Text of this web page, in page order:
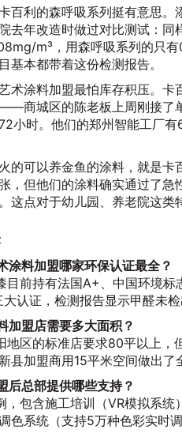
百利的森呼吸系列挺有意思。
去年改造时做过对比测试：同
m³，用森呼吸系列的只
基本都带着这份检测报告。
术涂料加盟最怕库存积压。卡
商城区的陈老板上周刚接了
小时。他们的郑州智能工厂
的可以养金鱼的涂料，就是卡
，但他们的涂料确实通过了急
这点对于幼儿园、养老院这类
涂料加盟哪家环保认证最全？
目前持有法国A+、中国环境标
大认证，检测报告显示甲醛未
加盟店需要多大面积？
地区的标准店要求80平以上，
加盟商用15平米空间做出了
后总部提供哪些支持？
，包含施工培训（VR模拟系统
色系统（支持5万种色彩实时